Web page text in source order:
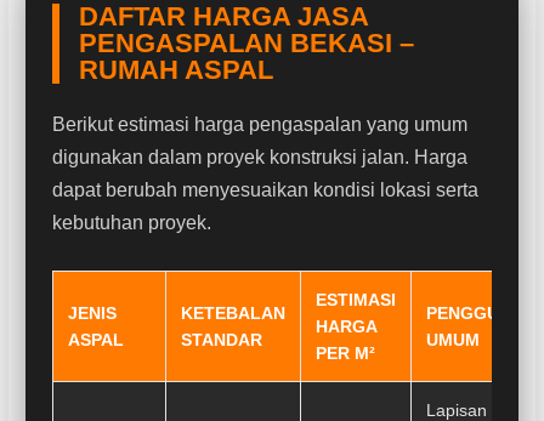
DAFTAR HARGA JASA
PENGASPALAN BEKASI –
RUMAH ASPAL
Berikut estimasi harga pengaspalan yang umum
digunakan dalam proyek konstruksi jalan. Harga
dapat berubah menyesuaikan kondisi lokasi serta
kebutuhan proyek.
JENIS
ASPAL
KETEBALAN
STANDAR
ESTIMASI
HARGA
PER M²
UMUM
Lapisan